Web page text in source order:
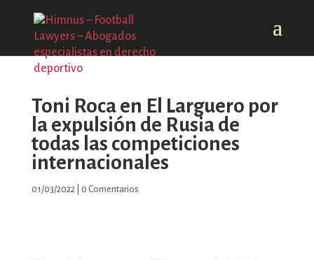
Toni Roca en El Larguero por
la expulsión de Rusia de
todas las competiciones
internacionales
01/03/2022| 0 Comentarios